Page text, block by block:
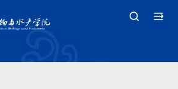
阳(集团)官方网站-Branding